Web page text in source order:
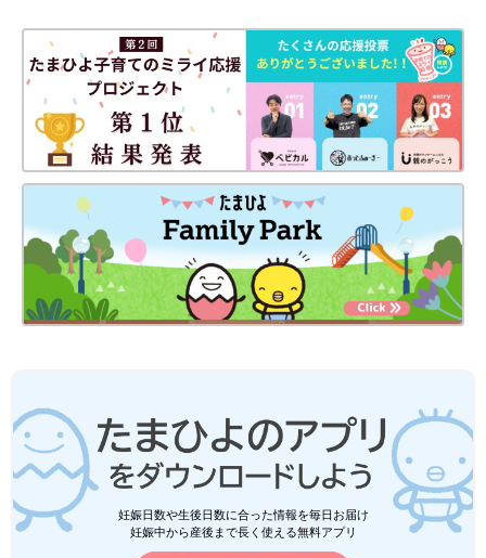
妊娠日数や生後日数に合った情報を毎日お届け
妊娠中から産後まで長く使える無料アプリ